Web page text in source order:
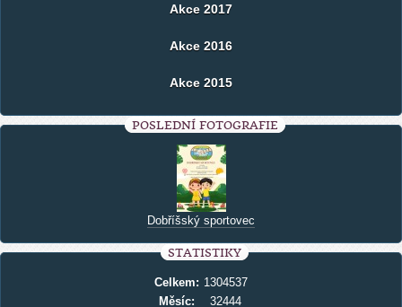
Akce 2017
Akce 2016
Akce 2015
POSLEDNÍ FOTOGRAFIE
Dobříšský sportovec
STATISTIKY
Celkem: 1304537
Měsíc:
32444